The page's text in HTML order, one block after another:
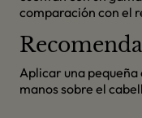
comparación con el
Aplicar una pequeña
manos sobre el